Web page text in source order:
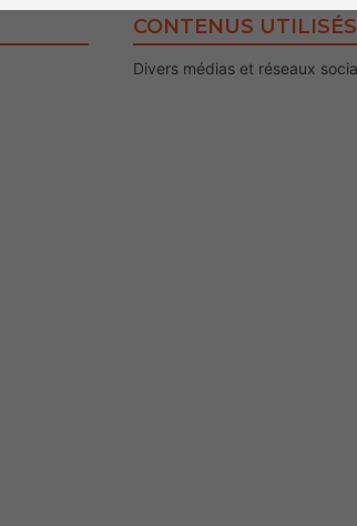
CONTENUS UTILISÉS
Divers médias et réseaux